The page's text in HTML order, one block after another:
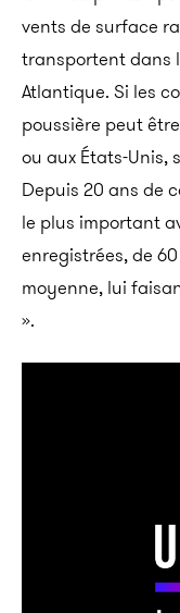
vents de surface
transportent dans
Atlantique. Si les
poussière peut
ou aux États-Unis,
Depuis 20 ans de
le plus important
enregistrées, de
moyenne, lui
».